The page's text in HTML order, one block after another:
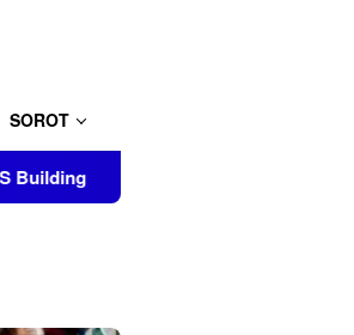
SOROT
Kapal Penumpang Rute Surabaya-